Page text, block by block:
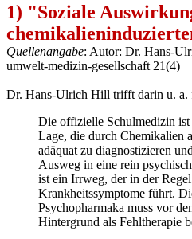
1) "Soziale
Quellenangabe: Autor: Dr. Hans-
umwelt-medizin-gesellschaft 21(4)
Dr. Hans-Ulrich Hill trifft darin u. a.
Die offizielle Schulmedizin
Lage, die durch Chemikalien
adäquat zu diagnostizieren
Ausweg in eine rein
ist ein Irrweg, der in der
Krankheitssymptome führt.
Psychopharmaka muss vor
Hintergrund als Fehltherapie